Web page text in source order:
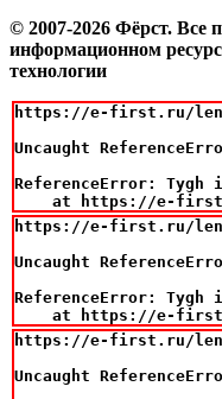
© 2007-2026 Фёрст. Все
информационном
технологии
https://e-first.ru/
Uncaught
ReferenceError: Tygh
at https://e-
https://e-first.ru/
Uncaught
ReferenceError: Tygh
at https://e-
https://e-first.ru/
Uncaught